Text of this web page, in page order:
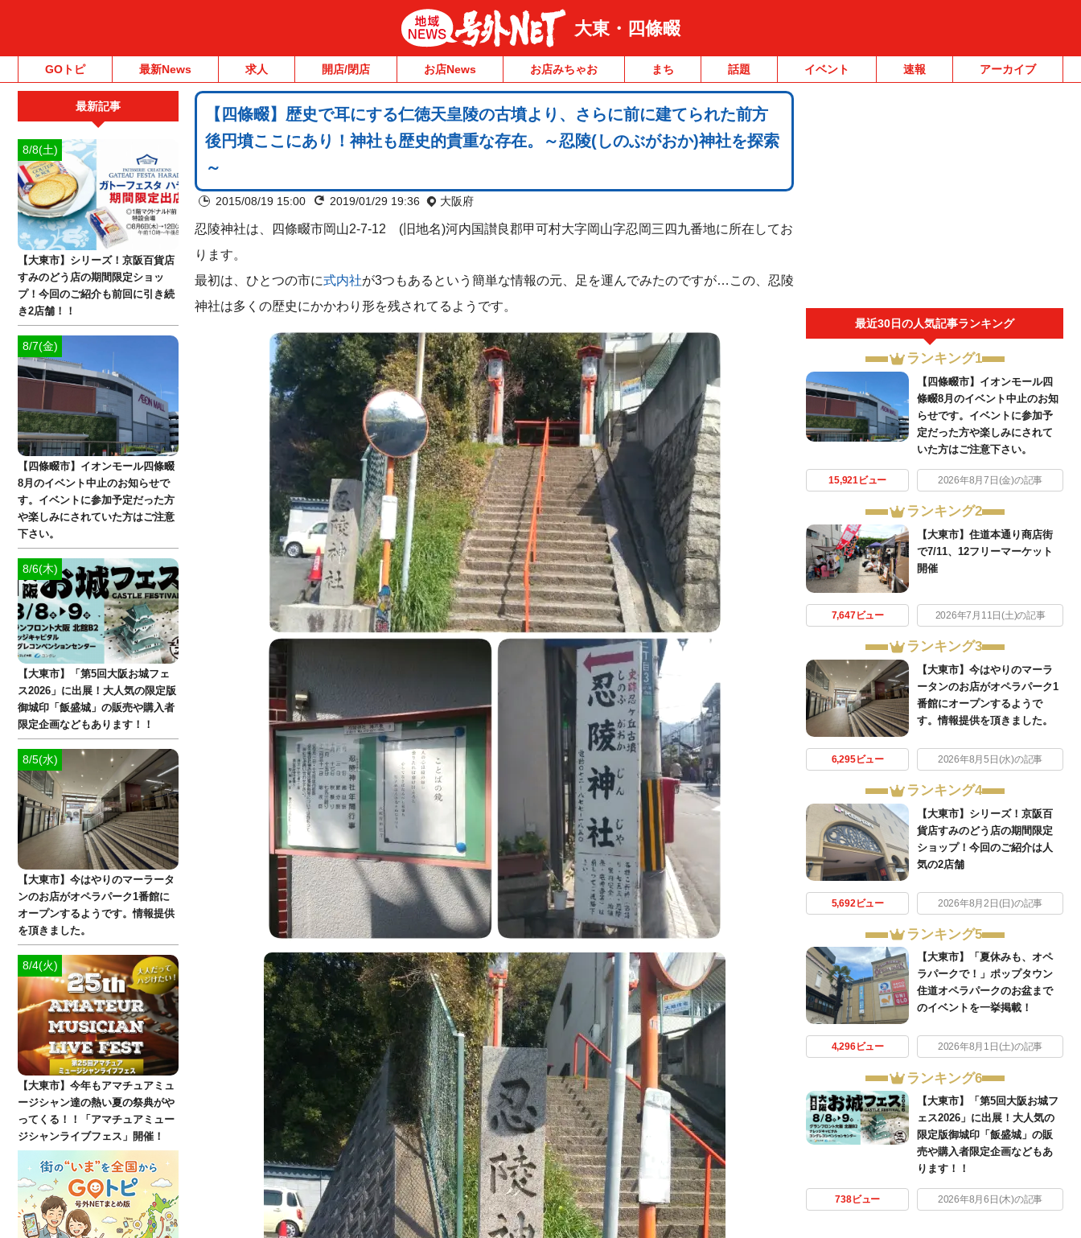
大東・四條畷
GOトピ 最新News 求人 開店/閉店 お店News お店みちゃお まち 話題 イベント 速報 アーカイブ
【四條畷】歴史で耳にする仁徳天皇陵の古墳より、さらに前に建てられた前方
後円墳ここにあり！神社も歴史的貴重な存在。～忍陵(しのぶがおか)神社を探索
～
2015/08/19 15:00 2019/01/29 19:36 大阪府
忍陵神社は、四條畷市岡山2-7-12 (旧地名)河内国讃良郡甲可村大字岡山字忍岡三四九番地に所在してお
ります。
最初は、ひとつの市に式内社が3つもあるという簡単な情報の元、足を運んでみたのですが…この、忍陵
神社は多くの歴史にかかわり形を残されてるようです。
最近30日の人気記事ランキング
ランキング1
【四條畷市】イオンモール四
條畷8月のイベント中止のお知
らせです。イベントに参加予
定だった方や楽しみにされて
いた方はご注意下さい。
15,921ビュー 2026年8月7日(金)の記事
ランキング2
【大東市】住道本通り商店街
で7/11、12フリーマーケット
開催
7,647ビュー 2026年7月11日(土)の記事
ランキング3
【大東市】今はやりのマーラ
ータンのお店がオペラパーク1
番館にオープンするようで
す。情報提供を頂きました。
6,295ビュー 2026年8月5日(水)の記事
ランキング4
【大東市】シリーズ！京阪百
貨店すみのどう店の期間限定
ショップ！今回のご紹介は人
気の2店舗
5,692ビュー 2026年8月2日(日)の記事
ランキング5
【大東市】「夏休みも、オペ
ラパークで！」ポップタウン
住道オペラパークのお盆まで
のイベントを一挙掲載！
4,296ビュー 2026年8月1日(土)の記事
ランキング6
【大東市】「第5回大阪お城フ
ェス2026」に出展！大人気の
限定版御城印「飯盛城」の販
売や購入者限定企画などもあ
ります！！
738ビュー 2026年8月6日(木)の記事
最新記事
8/8(土)
【大東市】シリーズ！京阪百貨店
すみのどう店の期間限定ショッ
プ！今回のご紹介も前回に引き続
き2店舗！！
8/7(金)
【四條畷市】イオンモール四條畷
8月のイベント中止のお知らせで
す。イベントに参加予定だった方
や楽しみにされていた方はご注意
下さい。
8/6(木)
【大東市】「第5回大阪お城フェ
ス2026」に出展！大人気の限定版
御城印「飯盛城」の販売や購入者
限定企画などもあります！！
8/5(水)
【大東市】今はやりのマーラータ
ンのお店がオペラパーク1番館に
オープンするようです。情報提供
を頂きました。
8/4(火)
【大東市】今年もアマチュアミュ
ージシャン達の熱い夏の祭典がや
ってくる！！「アマチュアミュー
ジシャンライブフェス」開催！